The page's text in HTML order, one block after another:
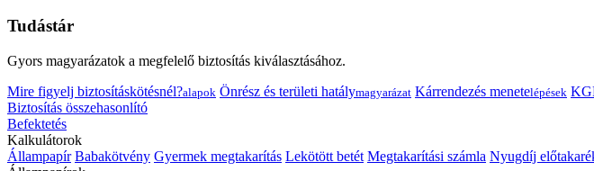
Tudástár
Gyors magyarázatok a megfelelő biztosítás kiválasztásához.
Mire figyelj biztosításkötésnél?alapok Önrész és területi hatálymagyarázat Kárrendezés menetelépések
Biztosítás összehasonlító
Befektetés
Kalkulátorok
Állampapír Babakötvény Gyermek megtakarítás Lekötött betét Megtakarítási számla Nyugdíj